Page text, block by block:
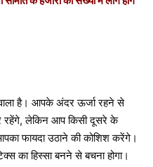
है। आपके अंदर ऊर्जा रहने से
रहेंगे, लेकिन आप किसी दूसरे के
फायदा उठाने की कोशिश करेंगे।
का हिस्सा बनने से बचना होगा।